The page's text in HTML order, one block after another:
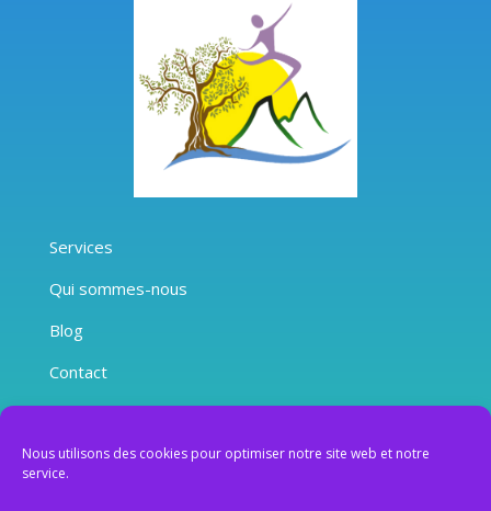
Nous utilisons des cookies pour optimiser notre site web et notre
service.
Services
Qui sommes-nous
Blog
Contact
Conditions Générales de Vente